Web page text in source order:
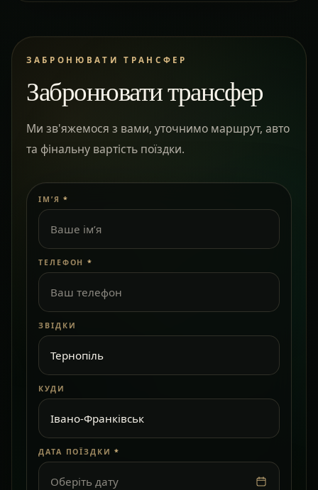
ЗАБРОНЮВАТИ ТРАНСФЕР
Забронювати трансфер
Ми зв'яжемося з вами, уточнимо маршрут, авто
та фінальну вартість поїздки.
ІМ’Я *
ТЕЛЕФОН *
ЗВІДКИ
КУДИ
ДАТА ПОЇЗДКИ *
Оберіть дату